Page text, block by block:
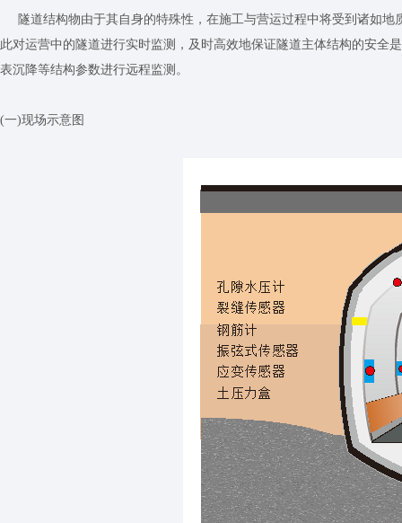
隧道结构物由于其自身的特殊性，在施工与营运过程中将受到诸如地
此对运营中的隧道进行实时监测，及时高效地保证隧道主体结构的安全
表沉降等结构参数进行远程监测。
(一)现场示意图